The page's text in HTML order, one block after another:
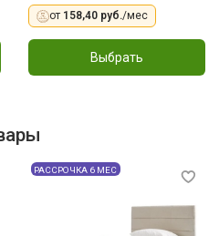
от 158,40 руб./мес
Выбрать
РАССРОЧКА 6 МЕС